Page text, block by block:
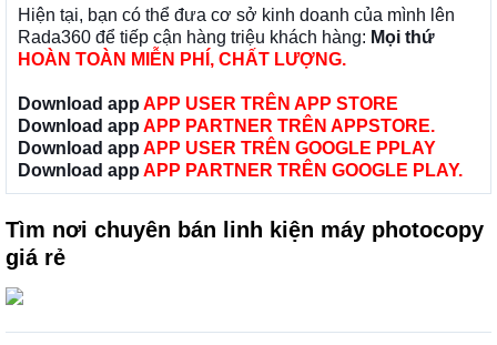
Hiện tại, bạn có thể đưa cơ sở kinh doanh của mình lên
Rada360 để tiếp cận hàng triệu khách hàng: Mọi thứ
HOÀN TOÀN MIỄN PHÍ, CHẤT LƯỢNG.
Download app APP USER TRÊN APP STORE
Download app APP PARTNER TRÊN APPSTORE.
Download app APP USER TRÊN GOOGLE PPLAY
Download app APP PARTNER TRÊN GOOGLE PLAY.
Tìm nơi chuyên bán linh kiện máy photocopy
giá rẻ